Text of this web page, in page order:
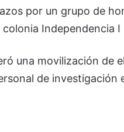
por un grupo de
Independencia
una movilización de
de investigación